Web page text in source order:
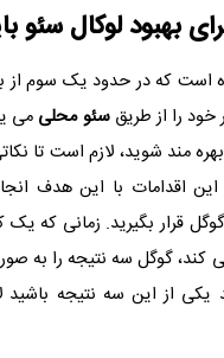
بهبود لوکال سئو
است که در حدود یک سوم از
را از طریقسئو محلی می
مند شوید، لازم است تا
اقدامات با این هدف
قرار بگیرید. زمانی که یک
کند، گوگل سه نتیجه را به
یکی از این سه نتیجه باشید